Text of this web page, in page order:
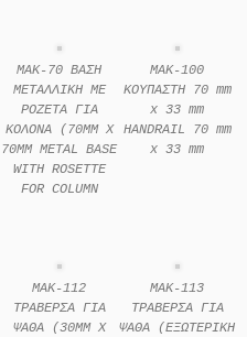
MAK-70 ΒΑΣΗ
ΜΕΤΑΛΛΙΚΗ ΜΕ
ΡΟΖΕΤΑ ΓΙΑ
ΚΟΛΟΝΑ (70MM X
70MM METAL BASE
WITH ROSETTE
FOR COLUMN
MAK-100
ΚΟΥΠΑΣΤΗ 70 mm
x 33 mm
HANDRAIL 70 mm
x 33 mm
MAK-112
ΤΡΑΒΕΡΣΑ ΓΙΑ
ΨΑΘΑ (30MM X
MAK-113
ΤΡΑΒΕΡΣΑ ΓΙΑ
ΨΑΘΑ (ΕΞΩΤΕΡΙΚΗ